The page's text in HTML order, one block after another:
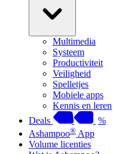
Multimedia
Systeem
Productiviteit
Veiligheid
Spelletjes
Mobiele apps
Kennis en leren
Deals
%
Ashampoo® App
Volume licenties